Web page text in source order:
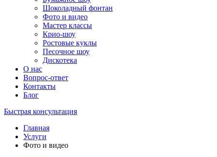
Шоколадный фонтан
Фото и видео
Мастер классы
Крио-шоу
Ростовые куклы
Песочное шоу
Дискотека
О нас
Вопрос-ответ
Контакты
Блог
Быстрая консультация
Главная
Услуги
Фото и видео